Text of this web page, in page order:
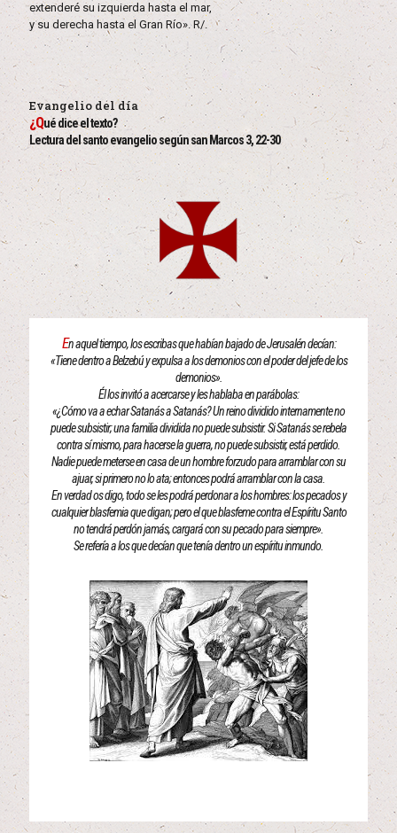
extenderé su izquierda hasta el mar,
y su derecha hasta el Gran Río». R/.
Evangelio del día
¿Qué dice el texto?
Lectura del santo evangelio según san Marcos 3, 22-30
En aquel tiempo, los escribas que habían bajado de Jerusalén decían:
«Tiene dentro a Belzebú y expulsa a los demonios con el poder del jefe de los
demonios».
Él los invitó a acercarse y les hablaba en parábolas:
«¿Cómo va a echar Satanás a Satanás? Un reino dividido internamente no
puede subsistir; una familia dividida no puede subsistir. Si Satanás se rebela
contra sí mismo, para hacerse la guerra, no puede subsistir, está perdido.
Nadie puede meterse en casa de un hombre forzudo para arramblar con su
ajuar, si primero no lo ata; entonces podrá arramblar con la casa.
En verdad os digo, todo se les podrá perdonar a los hombres: los pecados y
cualquier blasfemia que digan; pero el que blasfeme contra el Espíritu Santo
no tendrá perdón jamás, cargará con su pecado para siempre».
Se refería a los que decían que tenía dentro un espíritu inmundo.